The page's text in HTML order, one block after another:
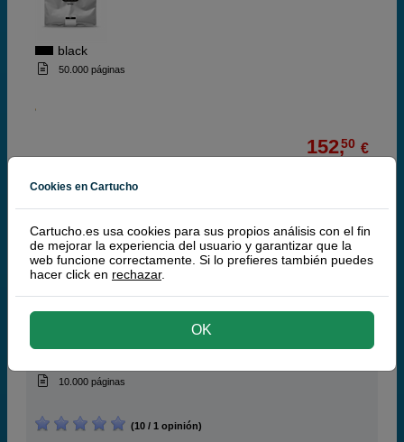
black
50.000 páginas
152,50 €
Epson T01C100 cartucho de tinta negro
10.000 páginas
(10 / 1 opinión)
Cookies en Cartucho
Cartucho.es usa cookies para sus propios análisis con el fin
de mejorar la experiencia del usuario y garantizar que la
web funcione correctamente. Si lo prefieres también puedes
hacer click en rechazar.
OK